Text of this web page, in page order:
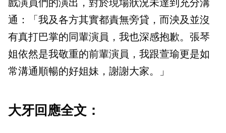
戲演員們的演出，對於現場狀況未達到充分溝
通：「我及各方其實都責無旁貸，而泱及並沒
有真打巴掌的同輩演員，我也深感抱歉。張琴
姐依然是我敬重的前輩演員，我跟萱瑜更是如
常溝通順暢的好姐妹，謝謝大家。」
大牙回應全文：